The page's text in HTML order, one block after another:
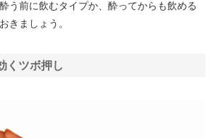
う前に飲むタイプか、酔ってからも飲める
きましょう。
くツボ押し